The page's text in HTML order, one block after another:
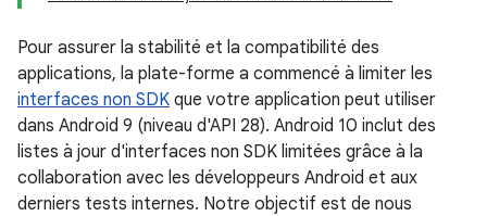
Pour assurer la stabilité et la compatibilité des
applications, la plate-forme a commencé à limiter les
interfaces non SDK que votre application peut utiliser
dans Android 9 (niveau d'API 28). Android 10 inclut des
listes à jour d'interfaces non SDK limitées grâce à la
collaboration avec les développeurs Android et aux
derniers tests internes. Notre objectif est de nous